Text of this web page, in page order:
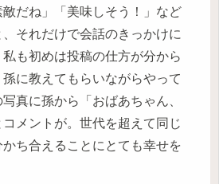
だね」「美味しそう！」など
それだけで会話のきっかけに
も初めは投稿の仕方が分から
に教えてもらいながらやって
真に孫から「おばあちゃん、
メントが。世代を超えて同じ
ち合えることにとても幸せを